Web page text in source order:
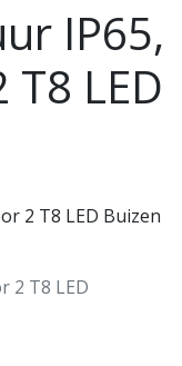
IP65,
LED
2 T8 LED Buizen
2 T8 LED